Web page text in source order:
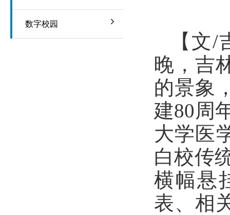
数字校园
【文
晚，吉
的景象
建80周
大学医
白校传
横幅悬
表、相